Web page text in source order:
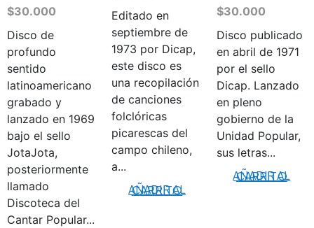
$30.000
Disco de
profundo
sentido
latinoamericano
grabado y
lanzado en 1969
bajo el sello
JotaJota,
posteriormente
llamado
Discoteca del
Cantar Popular...
Editado en
septiembre de
1973 por Dicap,
este disco es
una recopilación
de canciones
folclóricas
picarescas del
campo chileno,
a...
AÑADIR AL CARRITO
$30.000
Disco publicado
en abril de 1971
por el sello
Dicap. Lanzado
en pleno
gobierno de la
Unidad Popular,
sus letras...
AÑADIR AL CARRITO